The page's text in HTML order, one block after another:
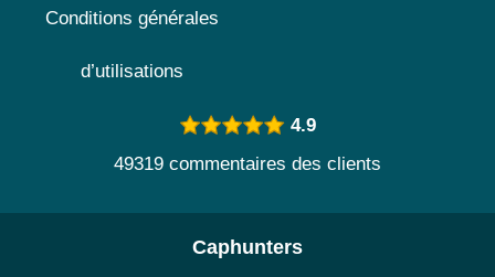
Conditions générales
d’utilisations
4.9
49319 commentaires des clients
Caphunters